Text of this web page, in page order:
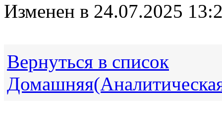
Изменен в 24.07.2025
Вернуться в список